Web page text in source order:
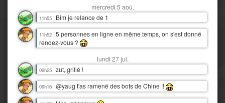
mercredi 5 aoû.
11h55 Bim je relance de 1
11h52 5 personnes en ligne en même temps, on s'est donné
rendez-vous ?
lundi 27 jul.
09h25 zut, grillé !
09h16 @yaug t'as ramené des bots de Chine !!